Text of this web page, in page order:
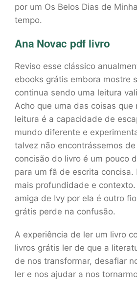
por um Os Belos Dias de
tempo.
Ana Novac pdf livro
Reviso esse clássico
ebooks grátis embora mostre
continua sendo uma leitura
Acho que uma das coisas que
leitura é a capacidade de
mundo diferente e
talvez não encontrássemos
concisão do livro é um pouco
para um fã de escrita concisa.
mais profundidade e
amiga de Ivy por ela é outro
grátis perde na confusão.
A experiência de ler um livro
livros grátis ler de que a
de nos transformar, desafiar
ler e nos ajudar a nos